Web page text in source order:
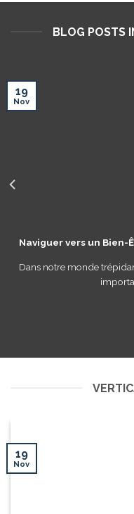
BLOG POSTS
Naviguer vers un
Dans notre monde
19
Nov
19
Nov